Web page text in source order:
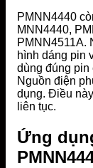
PMNN4440
MNN4440,
PMNN4511A.
hình dáng pin
dùng đúng pin
Nguồn điện
dụng. Điều
liên tục.
Ứng